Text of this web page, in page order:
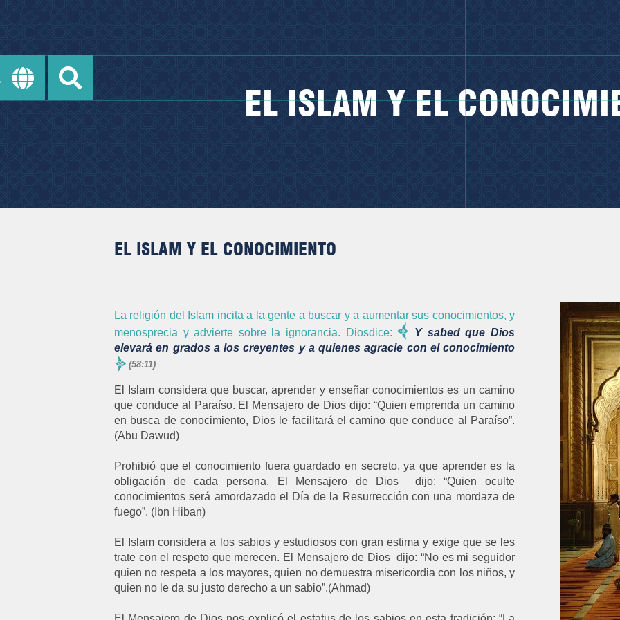
EL ISLAM Y EL
EL ISLAM Y EL CONOCIMIENTO
La religión del Islam incita a la gente a buscar y a aumentar sus conocimientos, y
menosprecia y advierte sobre la ignorancia. Diosdice:
Y sabed que Dios
elevará en grados a los creyentes y a quienes agracie con el conocimiento
(58:11)
El Islam considera que buscar, aprender y enseñar conocimientos es un camino
que conduce al Paraíso. El Mensajero de Dios dijo: “Quien emprenda un camino
en busca de conocimiento, Dios le facilitará el camino que conduce al Paraíso”.
(Abu Dawud)
Prohibió que el conocimiento fuera guardado en secreto, ya que aprender es la
obligación de cada persona. El Mensajero de Dios dijo: “Quien oculte
conocimientos será amordazado el Día de la Resurrección con una mordaza de
fuego”. (Ibn Hiban)
El Islam considera a los sabios y estudiosos con gran estima y exige que se les
trate con el respeto que merecen. El Mensajero de Dios dijo: “No es mi seguidor
quien no respeta a los mayores, quien no demuestra misericordia con los niños, y
quien no le da su justo derecho a un sabio”.(Ahmad)